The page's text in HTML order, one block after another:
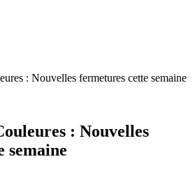
: Nouvelles fermetures cette semaine
: Nouvelles
semaine